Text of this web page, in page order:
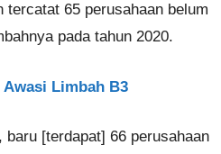
tercatat 65 perusahaan belum
pada tahun 2020.
Awasi Limbah B3
baru [terdapat] 66 perusahaan